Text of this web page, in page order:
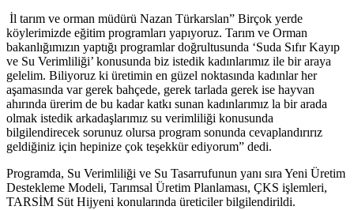
İl tarım ve orman müdürü Nazan Türkarslan” Birçok yerde
köylerimizde eğitim programları yapıyoruz. Tarım ve Orman
bakanlığımızın yaptığı programlar doğrultusunda ‘Suda Sıfır Kayıp
ve Su Verimliliği’ konusunda biz istedik kadınlarımız ile bir araya
gelelim. Biliyoruz ki üretimin en güzel noktasında kadınlar her
aşamasında var gerek bahçede, gerek tarlada gerek ise hayvan
ahırında ürerim de bu kadar katkı sunan kadınlarımız la bir arada
olmak istedik arkadaşlarımız su verimliliği konusunda
bilgilendirecek sorunuz olursa program sonunda cevaplandırırız
geldiğiniz için hepinize çok teşekkür ediyorum” dedi.
Programda, Su Verimliliği ve Su Tasarrufunun yanı sıra Yeni Üretim
Destekleme Modeli, Tarımsal Üretim Planlaması, ÇKS işlemleri,
TARSİM Süt Hijyeni konularında üreticiler bilgilendirildi.